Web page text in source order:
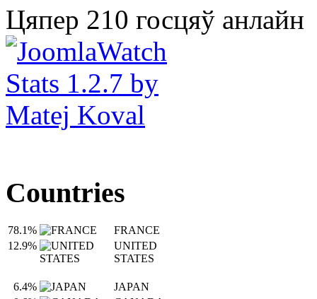
Цяпер 210 госцяў анлайн
Countries
78.1%
FRANCE
12.9%
UNITED
STATES
6.4%
JAPAN